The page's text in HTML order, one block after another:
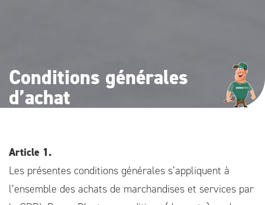
Conditions générales
d’achat
Article 1.
Les présentes conditions générales s’appliquent à
l’ensemble des achats de marchandises et services par